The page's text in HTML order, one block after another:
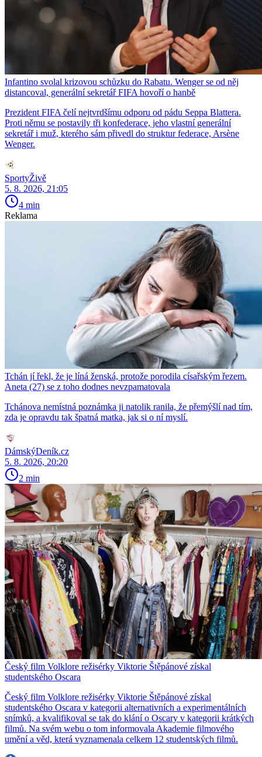
Infantino svolal krizovou schůzku do Rabatu. Wenger se od něj
distancoval, generální sekretář FIFA hovoří o hanbě
Prezident FIFA čelí nejtvrdšímu odporu od pádu Seppa Blattera.
Proti němu se postavily tři konfederace, jeho vlastní generální
sekretář i muž, kterého sám přivedl do struktur federace, Arsène
Wenger.
SportyŽivě
5. 8. 2026, 21:05
4 min
Reklama
Tchán jí řekl, že je líná ženská, protože porodila císařským řezem.
Aneta (27) se z toho dodnes nevzpamatovala
Tchánova nemístná poznámka ji natolik ranila, že přemýšlí nad tím,
zda je opravdu tak špatná matka, jak si o ní myslí.
DámskýDeník.cz
5. 8. 2026, 20:20
2 min
Český film Volklore režisérky Viktorie Štěpánové získal
studentského Oscara
Český film Volklore režisérky Viktorie Štěpánové získal
studentského Oscara v kategorii alternativních a experimentálních
snímků, a kvalifikoval se tak do klání o Oscary v kategorii krátkých
filmů. Na svém webu o tom informovala Akademie filmového
umění a věd, která vyznamenala celkem 12 studentských filmů.